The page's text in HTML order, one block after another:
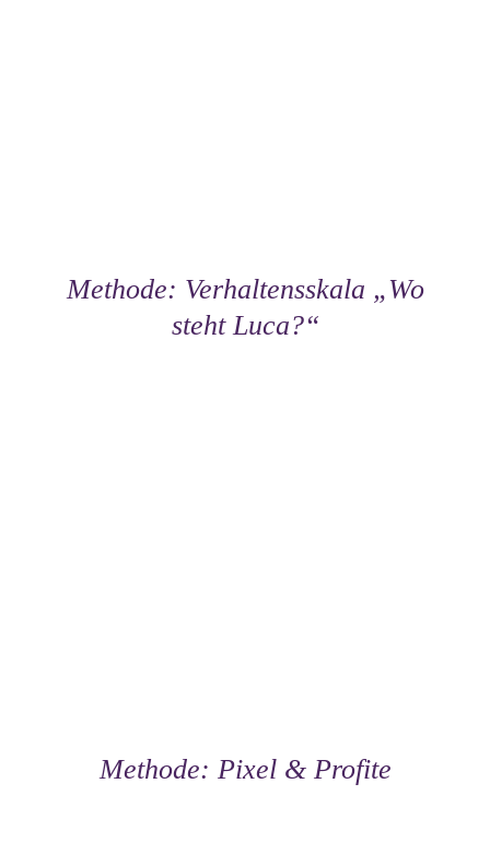
Methode: Verhaltensskala „Wo
steht Luca?“
Methode: Pixel & Profite